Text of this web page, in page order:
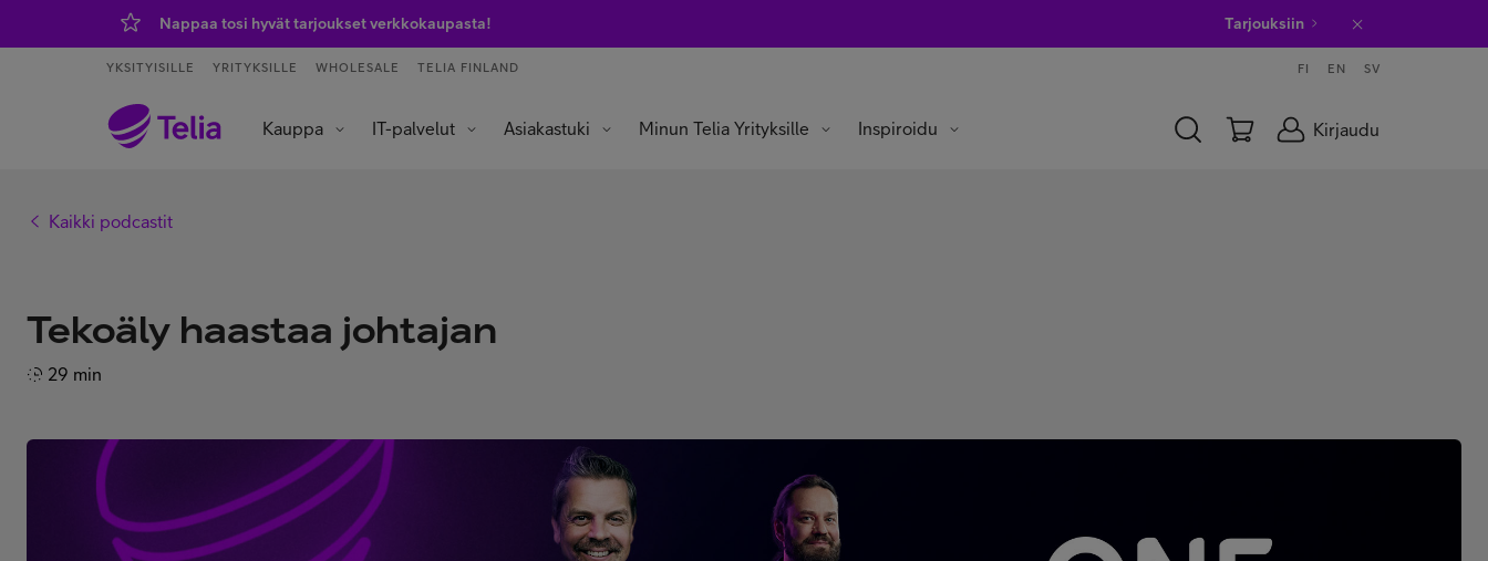
Nappaa tosi hyvät tarjoukset verkkokaupasta! Tarjouksiin
YKSITYISILLE YRITYKSILLE WHOLESALE TELIA FINLAND FI EN SV
Kauppa IT-palvelut Asiakastuki Minun Telia Yrityksille Inspiroidu Kirjaudu
Kaikki podcastit
Tekoäly haastaa johtajan
29 min